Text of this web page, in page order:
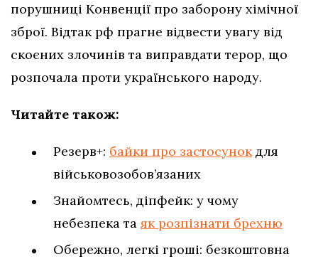
порушниці Конвенції про заборону хімічної
зброї. Відтак рф прагне відвести увагу від
скоєних злочинів та виправдати терор, що
розпочала проти українського народу.
Читайте також:
Резерв+: байки про застосунокдля
військовозобов’язаних
Знайомтесь, діпфейк: у чому
небезпека таяк розпізнати брехню
Обережно, легкі гроші: безкоштовна